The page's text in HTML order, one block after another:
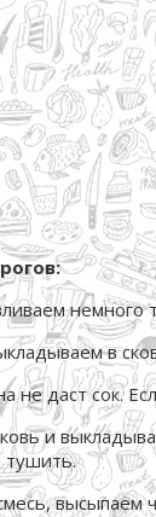
немного
в
не даст сок.
и
тушить.
высыпаем